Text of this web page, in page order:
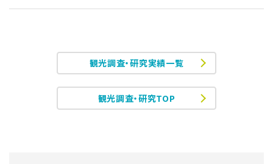
観光調査・研究実績一覧
観光調査・研究TOP